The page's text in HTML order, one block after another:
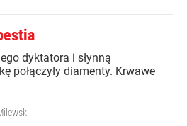
dyktatora i słynną
połączyły diamenty. Krwawe